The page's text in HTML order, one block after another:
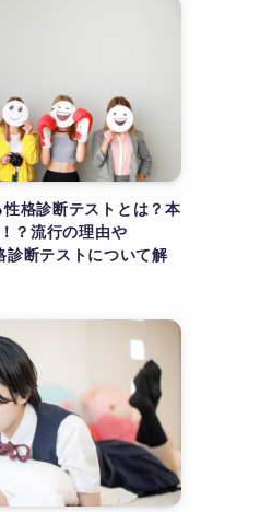
格診断テストとは？本
？流行の理由や
断テストについて解